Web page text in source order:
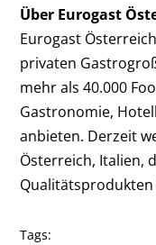
Über Eurogast
Eurogast
privaten
mehr als 40.000
Gastronomie,
anbieten. Derzeit
Österreich, Italien,
Tags: